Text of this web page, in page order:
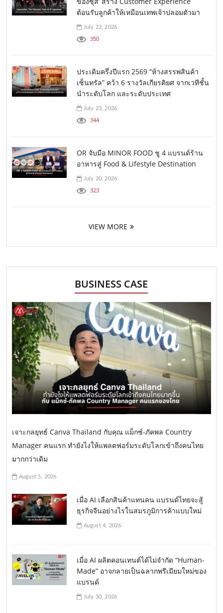
ต้อนรับลูกค้าให้เหมือนเทพเจ้าปลอมตัวมา
July 22, 2026
350
ประเดิมครึ่งปีแรก 2569 “ห้างสรรพสินค้า
เซ็นทรัล” คว้า 6 รางวัลเกียรติยศ จากเวทีชั้น
นำระดับโลก และระดับประเทศ
July 23, 2026
344
OR จับมือ MINOR FOOD ชู 4 แบรนด์ร้าน
อาหารสู่ Food & Lifestyle Destination
July 20, 2026
323
VIEW MORE
BUSINESS CASE
เจาะกลยุทธ์ Canva Thailand กับคุณ แม็กซ์-ภัคพล Country
Manager คนแรก ทำยังไงให้แพลตฟอร์มระดับโลกเข้าถึงคนไทย
มากกว่าเดิม
August 5, 2026
เมื่อ AI เลือกสินค้าแทนคน แบรนด์ไทยจะสู้
ธุรกิจจีนอย่างไรในสมรภูมิการค้าแบบใหม่
August 4, 2026
เมื่อ AI ผลิตคอนเทนต์ได้ไม่จำกัด “Human-
Made” อาจกลายเป็นฉลากพรีเมียมใหม่ของ
แบรนด์
July 30, 2026